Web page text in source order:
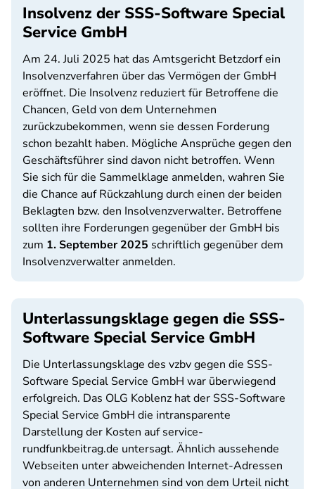
Insolvenz der SSS-Software Special
Service GmbH
Am 24. Juli 2025 hat das Amtsgericht Betzdorf ein
Insolvenzverfahren über das Vermögen der GmbH
eröffnet. Die Insolvenz reduziert für Betroffene die
Chancen, Geld von dem Unternehmen
zurückzubekommen, wenn sie dessen Forderung
schon bezahlt haben. Mögliche Ansprüche gegen den
Geschäftsführer sind davon nicht betroffen. Wenn
Sie sich für die Sammelklage anmelden, wahren Sie
die Chance auf Rückzahlung durch einen der beiden
Beklagten bzw. den Insolvenzverwalter. Betroffene
sollten ihre Forderungen gegenüber der GmbH bis
zum 1. September 2025 schriftlich gegenüber dem
Insolvenzverwalter anmelden.
Unterlassungsklage gegen die SSS-
Software Special Service GmbH
Die Unterlassungsklage des vzbv gegen die SSS-
Software Special Service GmbH war überwiegend
erfolgreich. Das OLG Koblenz hat der SSS-Software
Special Service GmbH die intransparente
Darstellung der Kosten auf service-
rundfunkbeitrag.de untersagt. Ähnlich aussehende
Webseiten unter abweichenden Internet-Adressen
von anderen Unternehmen sind von dem Urteil nicht